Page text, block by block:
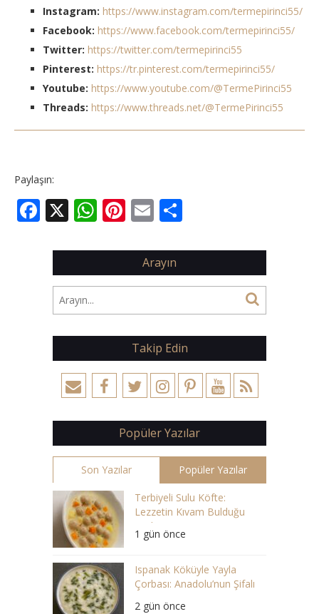
Instagram: https://www.instagram.com/termepirinci55/
Facebook: https://www.facebook.com/termepirinci55/
Twitter: https://twitter.com/termepirinci55
Pinterest: https://tr.pinterest.com/termepirinci55/
Youtube: https://www.youtube.com/@TermePirinci55
Threads: https://www.threads.net/@TermePirinci55
Paylaşın:
Facebook
X WhatsApp
Pinterest
Email
Arayın
Takip Edin
Popüler Yazılar
Son Yazılar Popüler Yazılar
Terbiyeli Sulu Köfte:
Lezzetin Kıvam Bulduğu
Çorba
1 gün önce
Ispanak Köküyle Yayla
Çorbası: Anadolu’nun Şifalı
2 gün önce